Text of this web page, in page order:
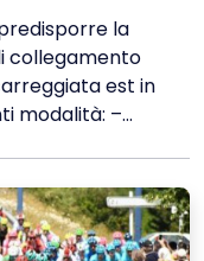
la
collegamento
est in
modalità: –...